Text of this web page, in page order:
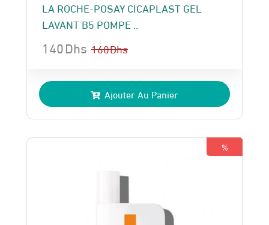
LA ROCHE-POSAY CICAPLAST GEL
LAVANT B5 POMPE ..
160Dhs
prix
initial
était :
160 Dhs.
140Dhs
prix
actuel
est :
140 Dhs.
Ajouter Au Panier
%